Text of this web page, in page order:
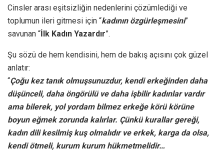
Cinsler arası eşitsizliğin nedenlerini çözümlediği ve
toplumun ileri gitmesi için “kadının özgürleşmesini”
savunan “İlk Kadın Yazardır”.
Şu sözü de hem kendisini, hem de bakış açısını çok güzel
anlatır:
“Çoğu kez tanık olmuşsunuzdur, kendi erkeğinden daha
düşünceli, daha öngörülü ve daha işbilir kadınlar vardır
ama bilerek, yol yordam bilmez erkeğe körü körüne
boyun eğmek zorunda kalırlar. Çünkü kurallar gereği,
kadın dili kesilmiş kuş olmalıdır ve erkek, karga da olsa,
kendi ötmeli, kurum kurum hükmetmelidir…